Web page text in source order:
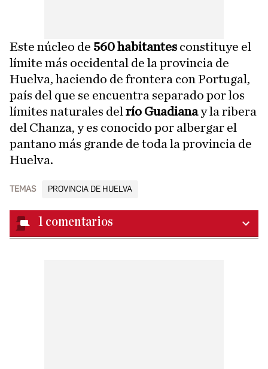
Este núcleo de 560 habitantes constituye el
límite más occidental de la provincia de
Huelva, haciendo de frontera con Portugal,
país del que se encuentra separado por los
límites naturales del río Guadianay la ribera
del Chanza, y es conocido por albergar el
pantano más grande de toda la provincia de
Huelva.
TEMAS PROVINCIA DE HUELVA
1 comentarios